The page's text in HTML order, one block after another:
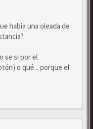
había una oleada de
se si por el
o qué... porque el